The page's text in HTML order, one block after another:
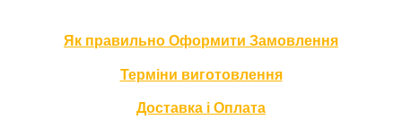
Як правильно Оформити Замовлення
Терміни виготовлення
Доставка і Оплата